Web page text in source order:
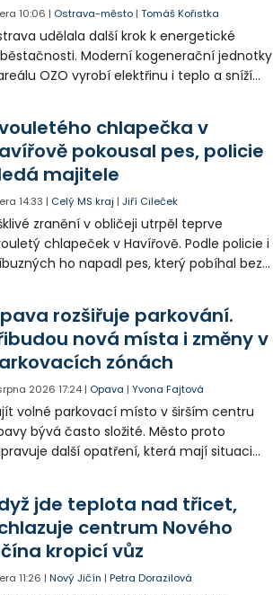
10:06 | Ostrava-město |Tomáš Kořistka
udělala další krok k energetické
Moderní kogenerační jednotky
OZO vyrobí elektřinu i teplo a sníží
chlapečka v
pokousal pes, policie
majitele
14:33 | Celý MS kraj |Jiří Cileček
zranění v obličeji utrpěl teprve
chlapeček v Havířově. Podle policie i
ho napadl pes, který pobíhal bez
psa hledá.
rozšiřuje parkování.
nová místa i změny v
zónách
2026 17:24 | Opava |Yvona Fajtová
volné parkovací místo v širším centru
bývá často složité. Město proto
další opatření, která mají situaci
řidiče v parkovacích zónách.
jde teplota nad třicet,
centrum Nového
kropicí vůz
11:26 |Nový Jičín |Petra Dorazilová